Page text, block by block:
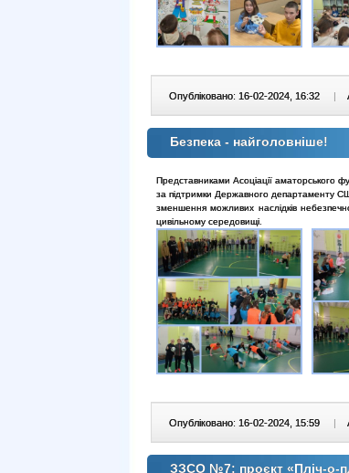
Опубліковано: 16-02-2024, 16:32 |
Безпека - найголовніше!
Представниками Асоціації аматорського
за підтримки Державного департаменту
зменшення можливих наслідків
цивільному середовищі.
Опубліковано: 16-02-2024, 15:59 |
ЗЗСО №7: проєкт «Пліч-о-